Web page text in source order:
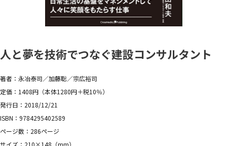
人と夢を技術でつなぐ建設コンサルタント
著者：永冶泰司／加藤聡／宗広裕司
定価：1408円（本体1280円＋税10％）
発行日：2018/12/21
ISBN：9784295402589
ページ数：286ページ